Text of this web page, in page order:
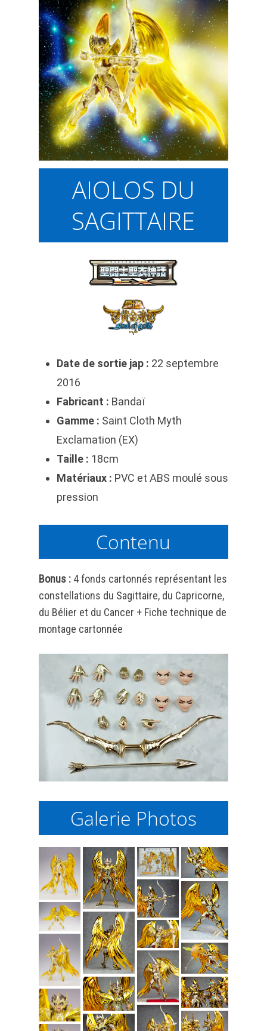
AIOLOS DU
SAGITTAIRE
Date de sortie jap : 22 septembre
2016
Fabricant : Bandaï
Gamme : Saint Cloth Myth
Exclamation (EX)
Taille : 18cm
Matériaux : PVC et ABS moulé sous
pression
Contenu
Bonus :4 fonds cartonnés représentant les
constellations du Sagittaire, du Capricorne,
du Bélier et du Cancer + Fiche technique de
montage cartonnée
Galerie Photos